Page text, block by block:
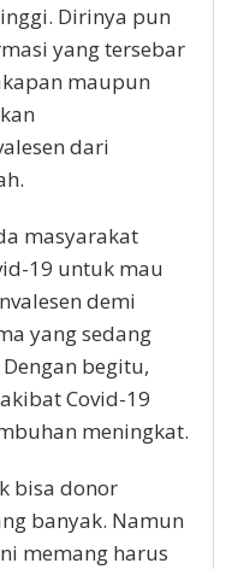
Dirinya pun
yang tersebar
maupun
dari
masyarakat
19 untuk mau
demi
yang sedang
begitu,
Covid-19
meningkat.
bisa donor
banyak. Namun
memang harus